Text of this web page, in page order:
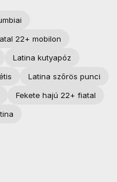
22+ mobilon
Latina kutyapóz
Latina szőrös punci
Fekete hajú 22+ fiatal